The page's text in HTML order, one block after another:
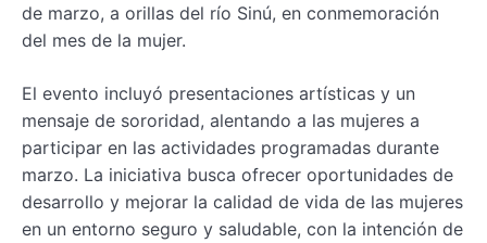
de marzo, a orillas del río Sinú, en conmemoración
del mes de la mujer.
El evento incluyó presentaciones artísticas y un
mensaje de sororidad, alentando a las mujeres a
participar en las actividades programadas durante
marzo. La iniciativa busca ofrecer oportunidades de
desarrollo y mejorar la calidad de vida de las mujeres
en un entorno seguro y saludable, con la intención de